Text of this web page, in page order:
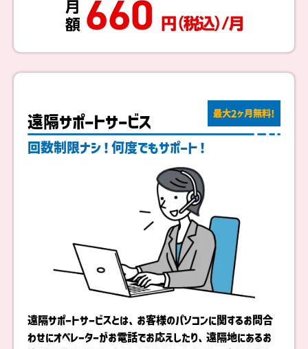
遠隔サポートサービス 最大2ヶ月無料!
回数制限ナシ！何度でもサポート！
遠隔サポートサービスとは、お客様のパソコンに関するお問合
わせにオペレーターがお電話でお応えしたり、遠隔地にあるお